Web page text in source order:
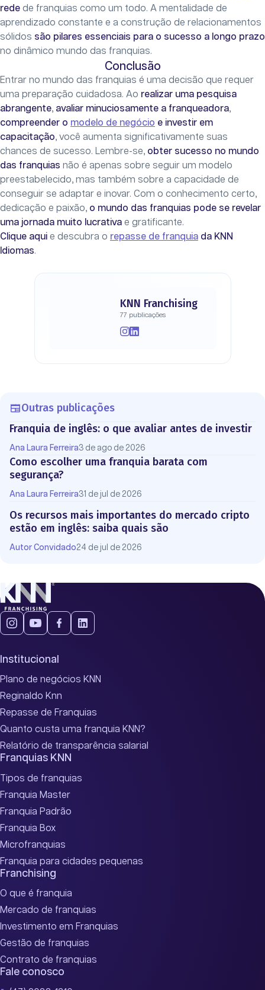
rede de franquias como um todo. A mentalidade de
aprendizado constante e a construção de relacionamentos
sólidos são pilares essenciais para o sucesso a longo prazo
no dinâmico mundo das franquias.
Conclusão
Entrar no mundo das franquias é uma decisão que requer
uma preparação cuidadosa. Ao realizar uma pesquisa
abrangente, avaliar minuciosamente a franqueadora,
compreender o modelo de negócio e investir em
capacitação, você aumenta significativamente suas
chances de sucesso. Lembre-se, obter sucesso no mundo
das franquias não é apenas sobre seguir um modelo
preestabelecido, mas também sobre a capacidade de
conseguir se adaptar e inovar. Com o conhecimento certo,
dedicação e paixão, o mundo das franquias pode se revelar
uma jornada muito lucrativa e gratificante.
Clique aqui e descubra o repasse de franquia da KNN
Idiomas.
KNN Franchising
77 publicações
Outras publicações
Franquia de inglês: o que avaliar antes de investir
Ana Laura Ferreira3 de ago de 2026
Como escolher uma franquia barata com
segurança?
Ana Laura Ferreira31 de jul de 2026
Os recursos mais importantes do mercado cripto
estão em inglês: saiba quais são
Autor Convidado24 de jul de 2026
Institucional
Plano de negócios KNN
Reginaldo Knn
Repasse de Franquias
Quanto custa uma franquia KNN?
Relatório de transparência salarial
Franquias KNN
Tipos de franquias
Franquia Master
Franquia Padrão
Franquia Box
Microfranquias
Franquia para cidades pequenas
Franchising
O que é franquia
Mercado de franquias
Investimento em Franquias
Gestão de franquias
Contrato de franquias
Fale conosco